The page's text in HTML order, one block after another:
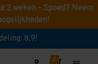
2 weken - Spoed? Neem
8,9!